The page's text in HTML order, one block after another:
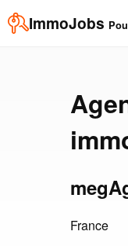
ImmoJobs
France